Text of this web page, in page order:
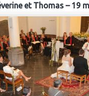
et Thomas – 19